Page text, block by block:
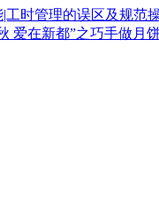
工时管理的误区及规范
爱在新都”之巧手做月